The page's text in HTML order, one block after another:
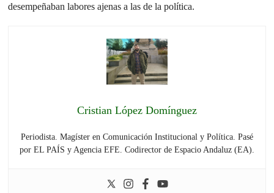
desempeñaban labores ajenas a las de la política.
Cristian López Domínguez
Periodista. Magíster en Comunicación Institucional y Política. Pasé
por EL PAÍS y Agencia EFE. Codirector de Espacio Andaluz (EA).